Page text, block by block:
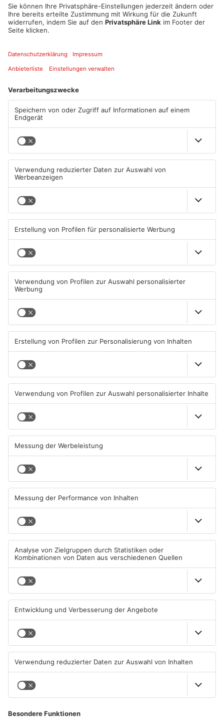
ANZEIGE
Mehr aus Kreis
Offenbach
Einbruch ins Seligenstädter
Jugendzentrum scheitert
06.08.2026, 13:56 UHR IN KREIS
Trinkwasserbrunnen in
Obertshausen mit Keimen
06.08.2026, 06:45 UHR IN KREIS
Senior vor Offenbacher Bank
abgelenkt und bestohlen
05.08.2026, 13:42 UHR IN KREIS
OFFENBACH
Igel verursacht
Polizeieinsatz in Mühlheimer
Supermarkt
OFFENBACH
Hier brauchen Autofahrer in
Rodgau jetzt mehr Geduld
OFFENBACH
IHK registriert mehr
Unternehmensgründungen
OFFENBACH